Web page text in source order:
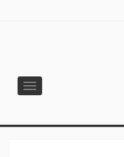
Toggle